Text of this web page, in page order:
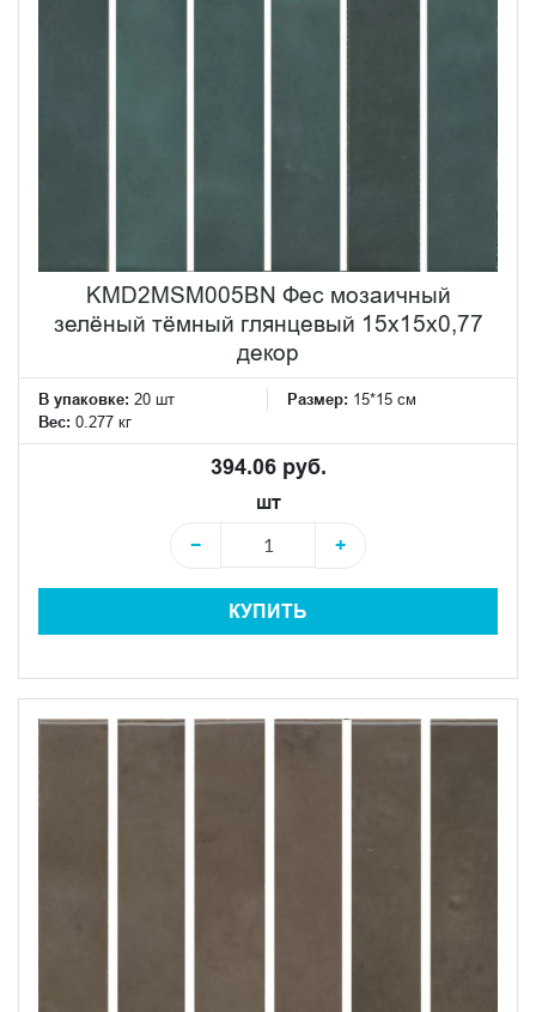
KMD2MSM005BN Фес мозаичный
зелёный тёмный глянцевый 15x15x0,77
декор
В упаковке: 20 шт Размер: 15*15 см
Вес: 0.277 кг
394.06 руб.
шт
−
+
КУПИТЬ